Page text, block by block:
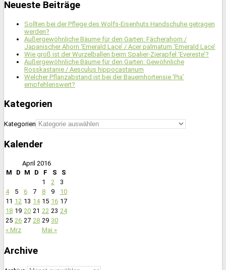
Neueste Beiträge
Sollten bei der Pflege des Wolfs-Eisenhuts Handschuhe getragen
werden?
Außergewöhnliche Bäume für den Garten: Fächerahorn /
Japanischer Ahorn ‘Emerald Lace’ / Acer palmatum ‘Emerald Lace’
Wie groß ist der Wurzelballen beim Spalier-Zierapfel ‘Evereste’?
Außergewöhnliche Bäume für den Garten: Gewöhnliche
Rosskastanie / Aesculus hippocastanum
Welcher Pflanzabstand ist bei der Bauernhortensie ‘Pia’
empfehlenswert?
Kategorien
Kategorien
Kalender
April 2016
M
D M D F S S
« Mrz Mai »
1 2
3
4
5 6 7 8 9
10
11 12 13 14 15 16 17
18 19 20 21 22 23 24
25 26 27 28 29 30
Archive